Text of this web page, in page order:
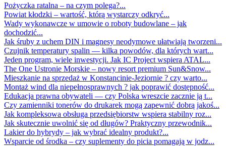
Pożyczka ratalna – na czym polega?...
Powiat kłodzki – wartość, którą wystarczy odkryć...
Wady wykonawcze w umowie o roboty budowlane – jak
dochodzić...
Jak śruby z uchem DIN i magnesy neodymowe ułatwiają tworzeni...
Czujnik temperatury spalin — kilka powodów, dla których wart...
Jeden program, wiele inwestycji. Jak IC Project wspiera ATAL...
The One Ustronie Morskie – nowy resort premium Sun&Snow...
Mieszkanie na sprzedaż w Konstancinie-Jeziornie ? czy warto...
Montaż wind dla niepełnosprawnych ? jak poprawić dostępność...
Edukacja prawna obywateli — czy Polska wreszcie zacznie ją t...
Czy zamienniki tonerów do drukarek mogą zapewnić dobrą jakoś...
Jak kompleksowa obsługa przedsiębiorstw wspiera stabilny roz...
Jak skutecznie uwolnić się od długów? Praktyczny przewodnik...
Lakier do hybrydy – jak wybrać idealny produkt?...
Wsparcie od środka – czy suplementy do picia pomagają w jodz...